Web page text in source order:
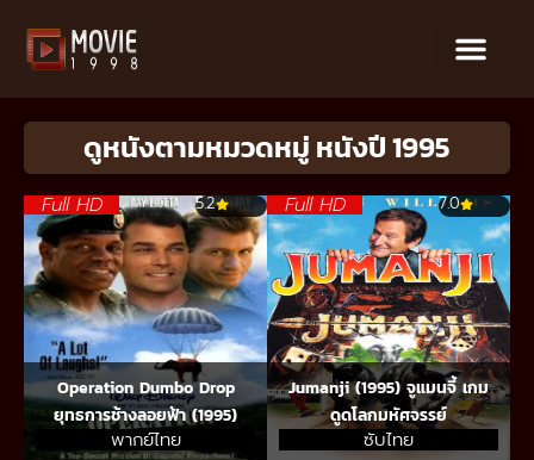
ดูหนังตามหมวดหมู่ หนังปี 1995
Full HD 5.2
Operation Dumbo Drop
ยุทธการช้างลอยฟ้า (1995)
พากย์ไทย
Full HD 7.0
Jumanji (1995) จูแมนจี้ เกม
ดูดโลกมหัศจรรย์
ซับไทย